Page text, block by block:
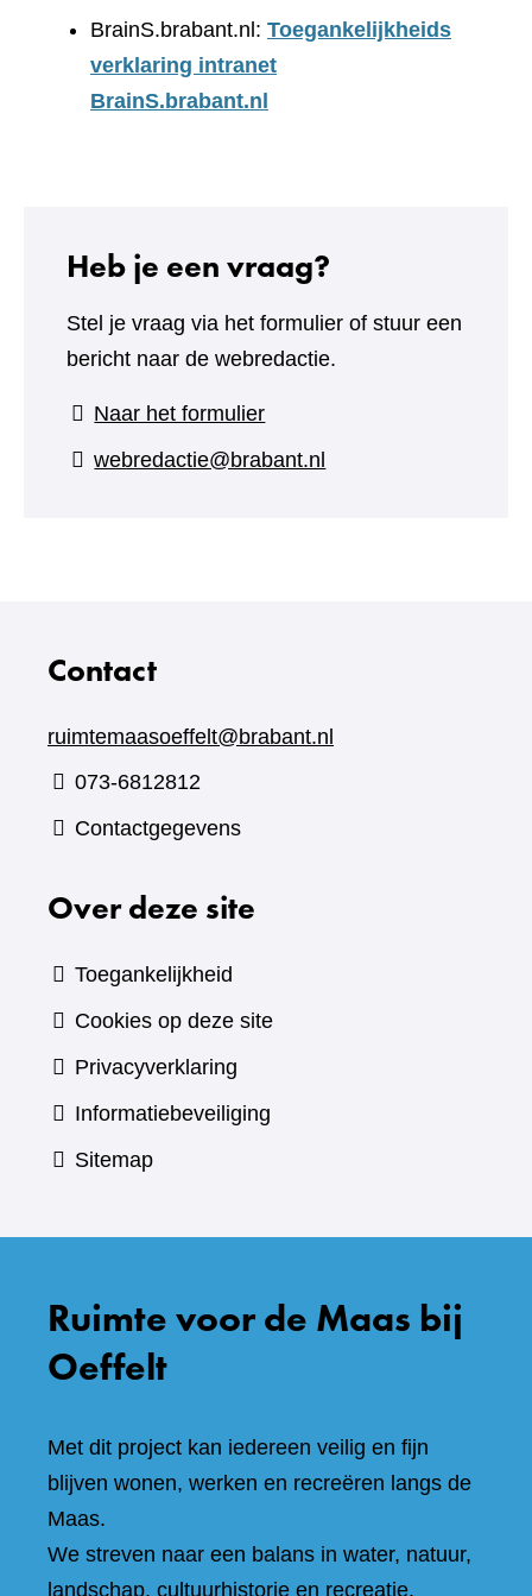
BrainS.brabant.nl: Toegankelijkheids
verklaring intranet
BrainS.brabant.nl
Heb je een vraag?
Stel je vraag via het formulier of stuur een
bericht naar de webredactie.
Naar het formulier(verwijst
naar
webredactie@brabant.nl
Contact
ruimtemaasoeffelt@brabant.nl
073-6812812
Contactgegevens
Over deze site
Toegankelijkheid
Cookies op deze site
Privacyverklaring
Informatiebeveiliging
Sitemap
Ruimte voor de Maas bij
Oeffelt
Met dit project kan iedereen veilig en fijn
blijven wonen, werken en recreëren langs de
Maas.
We streven naar een balans in water, natuur,
landschap, cultuurhistorie en recreatie.